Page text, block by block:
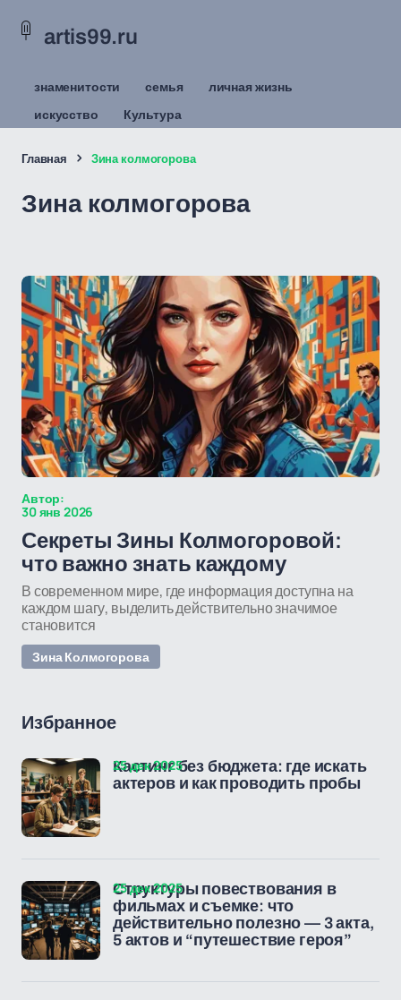
artis99.ru
знаменитости семья
личная жизнь
искусство
Культура
Главная Зина колмогорова
Зина колмогорова
Автор:
30 янв 2026
Секреты Зины Колмогоровой:
что важно знать каждому
В современном мире, где информация доступна на
каждом шагу, выделить действительно значимое
становится
Зина Колмогорова
Избранное
Кастинг без бюджета: где искать
актеров и как проводить пробы
25 дек 2025
Структуры повествования в
фильмах и съемке: что
действительно полезно — 3 акта,
5 актов и “путешествие героя”
25 дек 2025